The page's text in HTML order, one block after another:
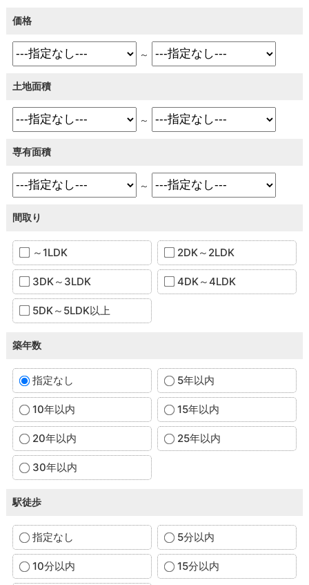
価格
～
土地面積
～
専有面積
～
間取り
～1LDK 2DK～2LDK
3DK～3LDK 4DK～4LDK
5DK～5LDK以上
築年数
指定なし 5年以内
10年以内 15年以内
20年以内 25年以内
30年以内
駅徒歩
指定なし 5分以内
10分以内 15分以内